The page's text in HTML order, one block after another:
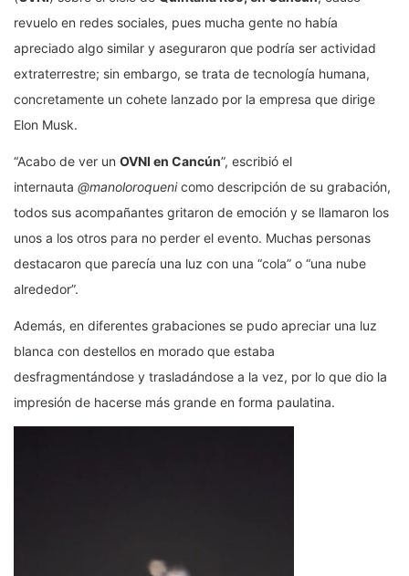
revuelo en redes sociales, pues mucha gente no había
apreciado algo similar y aseguraron que podría ser actividad
extraterrestre; sin embargo, se trata de tecnología humana,
concretamente un cohete lanzado por la empresa que dirige
Elon Musk.
“Acabo de ver un OVNI en Cancún”, escribió el
internauta @manoloroquenicomo descripción de su grabación,
todos sus acompañantes gritaron de emoción y se llamaron los
unos a los otros para no perder el evento. Muchas personas
destacaron que parecía una luz con una “cola” o “una nube
alrededor”.
Además, en diferentes grabaciones se pudo apreciar una luz
blanca con destellos en morado que estaba
desfragmentándose y trasladándose a la vez, por lo que dio la
impresión de hacerse más grande en forma paulatina.